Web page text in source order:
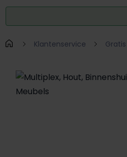
Klantenservice